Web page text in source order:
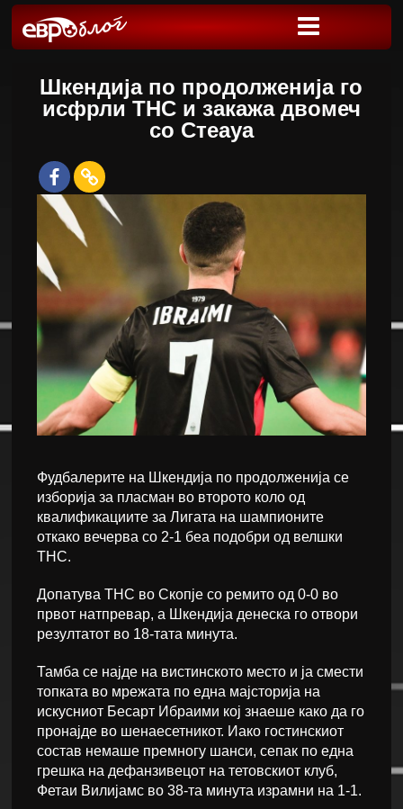
Шкендија по продолженија го
исфрли ТНС и закажа двомеч
со Стеауа
Фудбалерите на Шкендија по продолженија се
изборија за пласман во второто коло од
квалификациите за Лигата на шампионите
откако вечерва со 2-1 беа подобри од велшки
ТНС.
Допатува ТНС во Скопје со ремито од 0-0 во
првот натпревар, а Шкендија денеска го отвори
резултатот во 18-тата минута.
Тамба се најде на вистинското место и ја смести
топката во мрежата по една мајсторија на
искусниот Бесарт Ибраими кој знаеше како да го
пронајде во шенаесетникот. Иако гостинскиот
состав немаше премногу шанси, сепак по една
грешка на дефанзивецот на тетовскиот клуб,
Фетаи Вилијамс во 38-та минута израмни на 1-1.